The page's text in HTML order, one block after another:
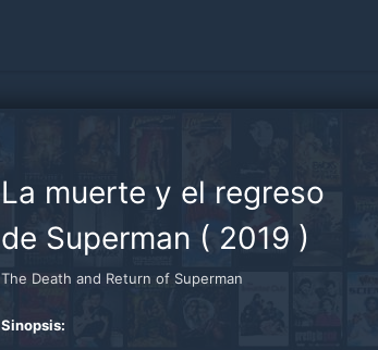
La muerte y el regreso
de Superman ( 2019 )
The Death and Return of Superman
Sinopsis: